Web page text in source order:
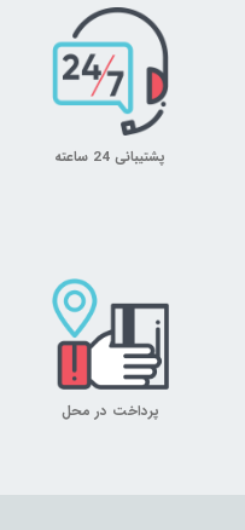
پشتیبانی 24 ساعته
پرداخت در محل